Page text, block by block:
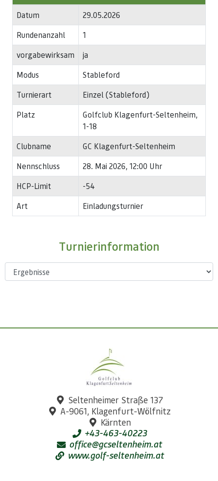
Datum
29.05.2026
Rundenanzahl
1
vorgabewirksam
ja
Modus
Stableford
Turnierart
Einzel (Stableford)
Platz
Golfclub Klagenfurt-Seltenheim,
1-18
Clubname
GC Klagenfurt-Seltenheim
Nennschluss
28. Mai 2026, 12:00 Uhr
HCP-Limit
-54
Art
Einladungsturnier
Turnierinformation
Seltenheimer Straße 137
A-9061, Klagenfurt-Wölfnitz
Kärnten
+43-463-40223
office@gcseltenheim.at
www.golf-seltenheim.at